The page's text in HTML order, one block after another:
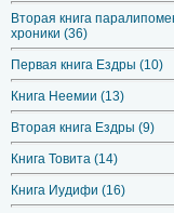
Вторая книга
хроники (36)
Первая книга Ездры (10)
Книга Неемии (13)
Вторая книга Ездры (9)
Книга Товита (14)
Книга Иудифи (16)